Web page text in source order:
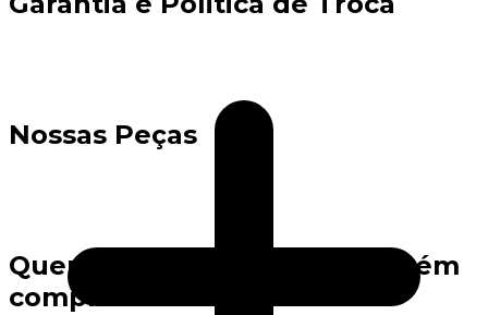
Nossas Peças
Quem viu este produto também
comprou